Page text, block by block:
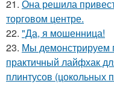
21. Она решила
торговом центре.
22. "Да, я мошенница!
23. Мы демонстрируем
практичный лайфхак
плинтусов (цокольных